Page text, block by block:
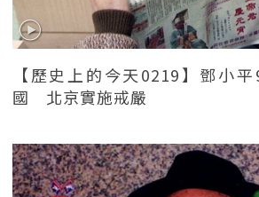
【歷史上的今天0219】鄧小
國 北京實施戒嚴